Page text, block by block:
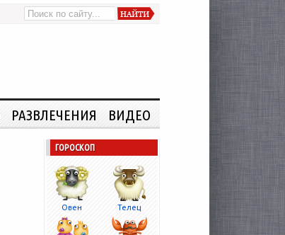
РАЗВЛЕЧЕНИЯ ВИДЕО
ГОРОСКОП
Овен Телец